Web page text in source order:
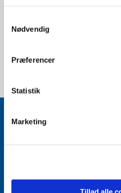
Nødvendig
Præferencer
Statistik
Marketing